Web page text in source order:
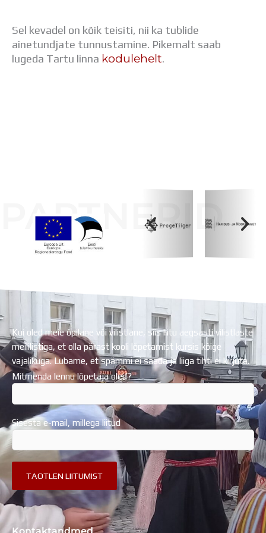
Sel kevadel on kõik teisiti, nii ka tublide
ainetundjate tunnustamine. Pikemalt saab
lugeda Tartu linna kodulehelt.
PARTNERID
Kui oled meie õpilane või vilistlane, siis liitu aegsasti vilistlaste
meililistiga, et olla pärast kooli lõpetamist kursis kõige
vajalikuga. Lubame, et spämmi ei saada ja liiga tihti ei kirjuta.
Mitmenda lennu lõpetaja oled?
Sisesta e-mail, millega liitud
Kontaktandmed